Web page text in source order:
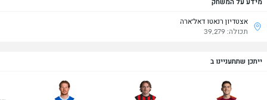
מידע על המשחק
אצטדיון רנאטו דאל'ארה
תכולה: 39,279
ייתכן שתתעניינו ב